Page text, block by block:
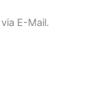
E-Mail.